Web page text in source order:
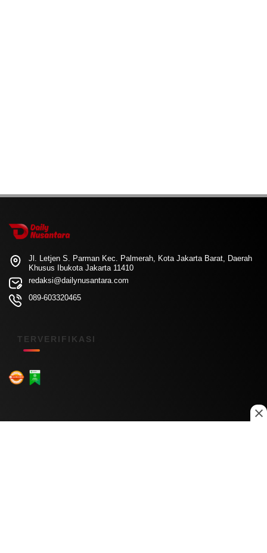
Jl. Letjen S. Parman Kec. Palmerah, Kota Jakarta Barat, Daerah
Khusus Ibukota Jakarta 11410
redaksi@dailynusantara.com
089-603320465
TERVERIFIKASI